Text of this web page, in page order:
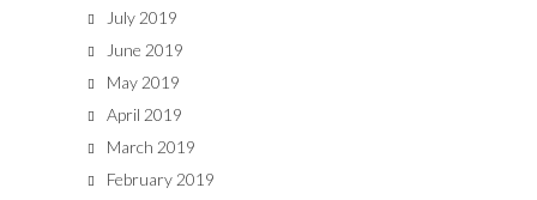
July 2019
June 2019
May 2019
April 2019
March 2019
February 2019